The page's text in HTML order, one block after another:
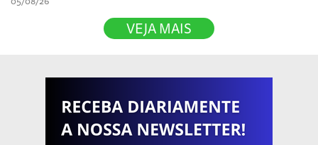
VEJA MAIS